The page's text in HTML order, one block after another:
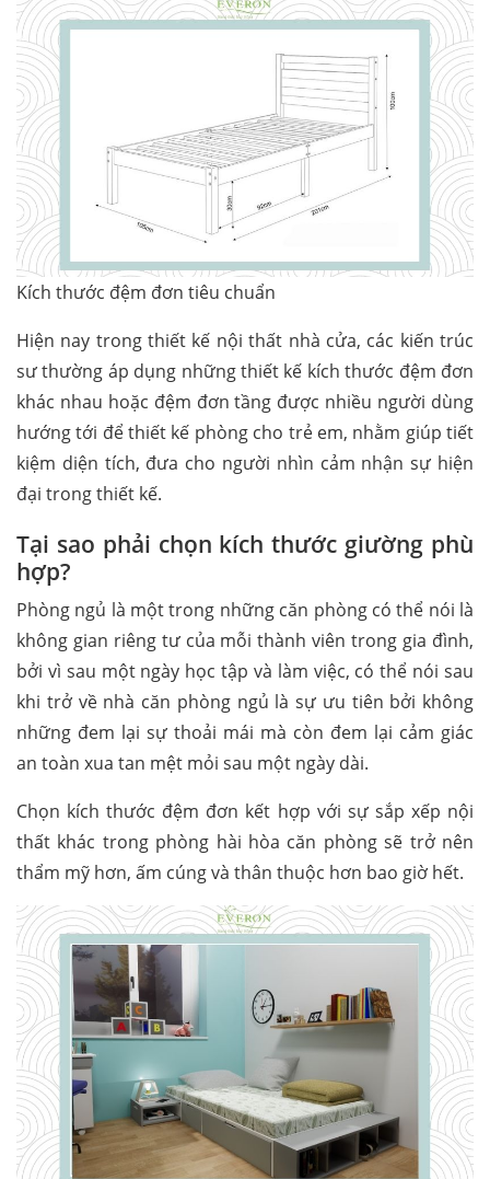
Kích thước đệm đơn tiêu chuẩn
Hiện nay trong thiết kế nội thất nhà cửa, các kiến trúc
sư thường áp dụng những thiết kế kích thước đệm đơn
khác nhau hoặc đệm đơn tầng được nhiều người dùng
hướng tới để thiết kế phòng cho trẻ em, nhằm giúp tiết
kiệm diện tích, đưa cho người nhìn cảm nhận sự hiện
đại trong thiết kế.
Tại sao phải chọn kích thước giường phù
hợp?
Phòng ngủ là một trong những căn phòng có thể nói là
không gian riêng tư của mỗi thành viên trong gia đình,
bởi vì sau một ngày học tập và làm việc, có thể nói sau
khi trở về nhà căn phòng ngủ là sự ưu tiên bởi không
những đem lại sự thoải mái mà còn đem lại cảm giác
an toàn xua tan mệt mỏi sau một ngày dài.
Chọn kích thước đệm đơn kết hợp với sự sắp xếp nội
thất khác trong phòng hài hòa căn phòng sẽ trở nên
thẩm mỹ hơn, ấm cúng và thân thuộc hơn bao giờ hết.